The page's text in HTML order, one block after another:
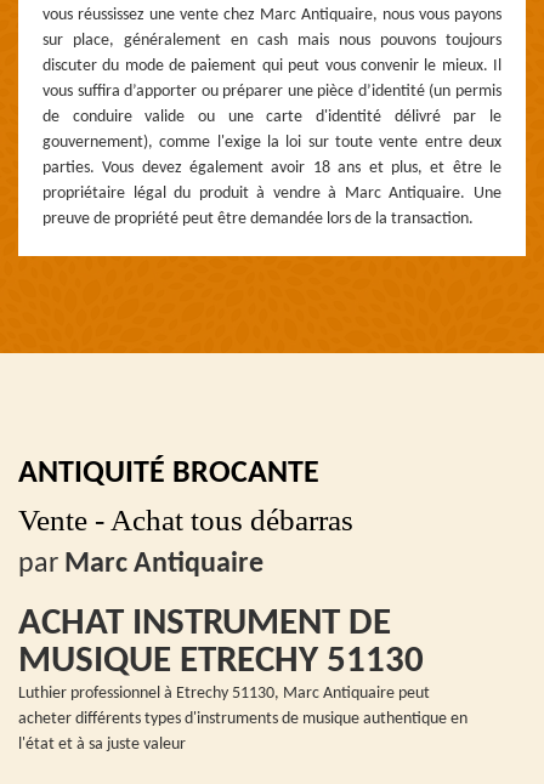
vous réussissez une vente chez Marc Antiquaire, nous vous payons
sur place, généralement en cash mais nous pouvons toujours
discuter du mode de paiement qui peut vous convenir le mieux. Il
vous suffira d’apporter ou préparer une pièce d’identité (un permis
de conduire valide ou une carte d'identité délivré par le
gouvernement), comme l'exige la loi sur toute vente entre deux
parties. Vous devez également avoir 18 ans et plus, et être le
propriétaire légal du produit à vendre à Marc Antiquaire. Une
preuve de propriété peut être demandée lors de la transaction.
ANTIQUITÉ BROCANTE
Vente - Achat tous débarras
par Marc Antiquaire
ACHAT INSTRUMENT DE
MUSIQUE ETRECHY 51130
Luthier professionnel à Etrechy 51130, Marc Antiquaire peut
acheter différents types d'instruments de musique authentique en
l'état et à sa juste valeur